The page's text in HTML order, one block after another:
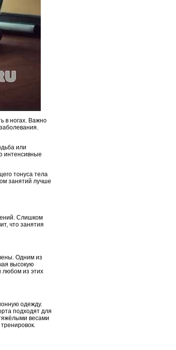
в ногах. Важно
или
интенсивные
тонуса тела
занятий лучше
Слишком
что занятия
Одним из
высокую
любом из этих
одежду.
подходят для
весами